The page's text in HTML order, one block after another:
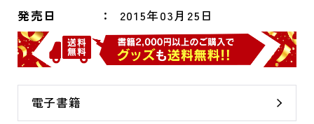
発売日 2015年03月25日
電子書籍